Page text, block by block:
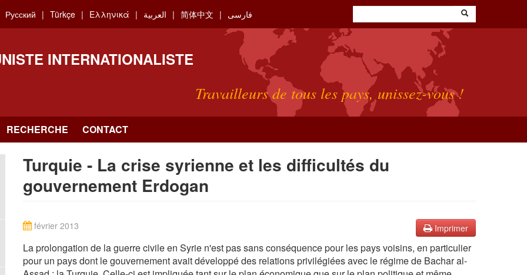
Русский Türkçe Ελληνικά العربية 简体中文 فارسی
INTERNATIONALISTE
Travailleurs de tous les pays, unissez-vous !
RECHERCHE CONTACT
Turquie - La crise syrienne et les difficultés du
gouvernement Erdogan
Imprimer
février 2013
La prolongation de la guerre civile en Syrie n'est pas sans conséquence pour les pays voisins, en particulier
pour un pays dont le gouvernement avait développé des relations privilégiées avec le régime de Bachar al-